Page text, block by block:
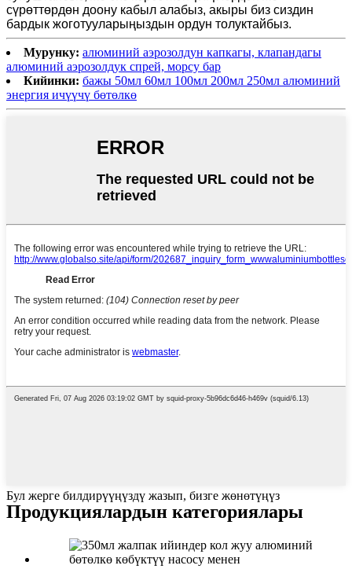
сүрөттөрдөн доону кабыл алабыз, акыры биз сиздин
бардык жоготууларыңыздын ордун толуктайбыз.
Мурунку: алюминий аэрозолдун капкагы, клапандагы
алюминий аэрозолдук спрей, морсу бар
Кийинки: бажы 50мл 60мл 100мл 200мл 250мл алюминий
энергия ичүүчү бөтөлкө
Бул жерге билдирүүңүздү жазып, бизге жөнөтүңүз
Продукциялардын категориялары